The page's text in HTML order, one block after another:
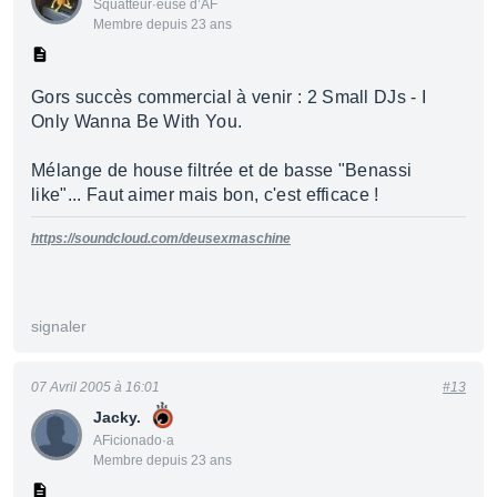
Squatteur·euse d’AF
Membre depuis 23 ans
Gors succès commercial à venir : 2 Small DJs - I
Only Wanna Be With You.
Mélange de house filtrée et de basse "Benassi
like"... Faut aimer mais bon, c'est efficace !
https://soundcloud.com/deusexmaschine
signaler
Jacky.
AFicionado·a
Membre depuis 23 ans
07 Avril 2005 à 16:01 #13